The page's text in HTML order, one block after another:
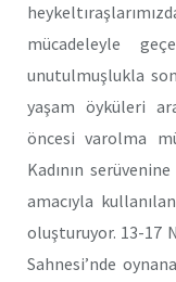
mücadeleyle
unutulmuşlukla
yaşam öyküleri
öncesi varolma
Kadının
amacıyla
oluşturuyor. 13-17
Sahnesi’nde